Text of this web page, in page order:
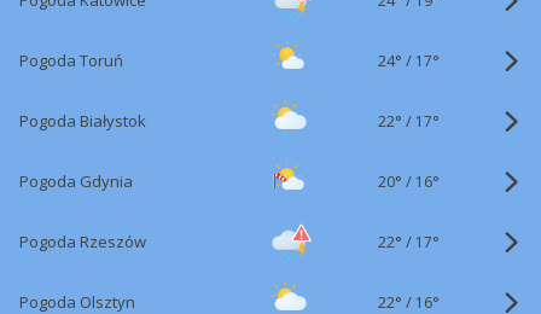
Pogoda Toruń 24° / 17°
Pogoda Białystok 22° / 17°
Pogoda Gdynia 20° / 16°
Pogoda Rzeszów 22° / 17°
Pogoda Olsztyn 22° / 16°